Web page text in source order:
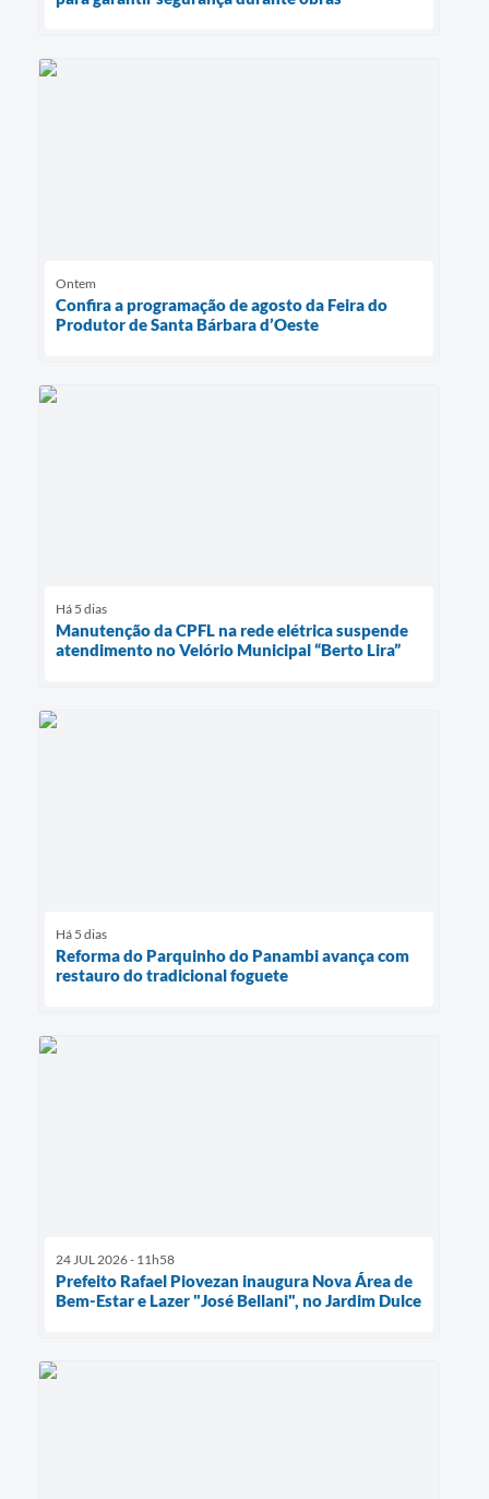
Ontem
Confira a programação de agosto da Feira do
Produtor de Santa Bárbara d’Oeste
Há 5 dias
Manutenção da CPFL na rede elétrica suspende
atendimento no Velório Municipal “Berto Lira”
Há 5 dias
Reforma do Parquinho do Panambi avança com
restauro do tradicional foguete
24 JUL 2026 - 11h58
Prefeito Rafael Piovezan inaugura Nova Área de
Bem-Estar e Lazer "José Bellani", no Jardim Dulce